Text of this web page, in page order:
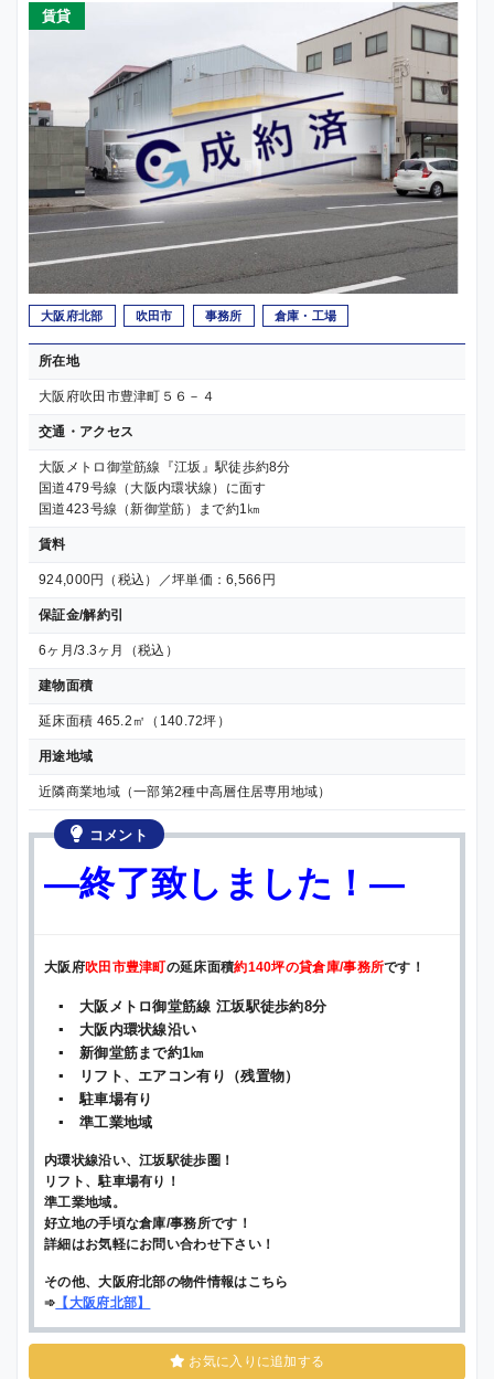
賃貸
大阪府北部 吹田市 事務所 倉庫・工場
所在地
大阪府吹田市豊津町５６－４
交通・アクセス
大阪メトロ御堂筋線『江坂』駅徒歩約8分
国道479号線（大阪内環状線）に面す
国道423号線（新御堂筋）まで約1㎞
賃料
924,000円（税込）／坪単価：6,566円
保証金/解約引
6ヶ月/3.3ヶ月（税込）
建物面積
延床面積 465.2㎡（140.72坪）
用途地域
近隣商業地域（一部第2種中高層住居専用地域）
コメント
—終了致しました！—
大阪府吹田市豊津町の延床面積約140坪の貸倉庫/事務所です！
▪ 大阪メトロ御堂筋線 江坂駅徒歩約8分
▪ 大阪内環状線沿い
▪ 新御堂筋まで約1㎞
▪ リフト、エアコン有り（残置物）
▪ 駐車場有り
▪ 準工業地域
内環状線沿い、江坂駅徒歩圏！
リフト、駐車場有り！
準工業地域。
好立地の手頃な倉庫/事務所です！
詳細はお気軽にお問い合わせ下さい！
その他、大阪府北部の物件情報はこちら
➾ 【大阪府北部】
お気に入りに追加する